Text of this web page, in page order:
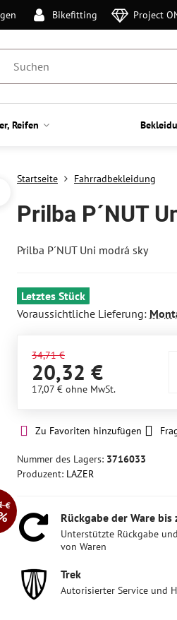
Bikefitting Project
Reifen
€
Startseite Fahrradbekleidung
Prilba P´NUT
Prilba P´NUT Uni modrá sky
Letztes Stück
Voraussichtliche Lieferung:
34,71 €
20,32 €
17,07 € ohne MwSt.
Zu Favoriten hinzufügen
Nummer des Lagers: 3716033
Produzent: LAZER
Rückgabe der Ware bis
Unterstützte Rückgabe
von Waren
Trek
Autorisierter Service und